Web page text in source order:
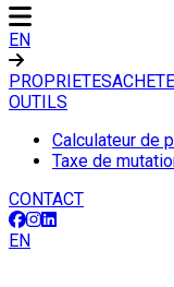
EN
PROPRIETES
OUTILS
Calculateur de
Taxe de
CONTACT
EN